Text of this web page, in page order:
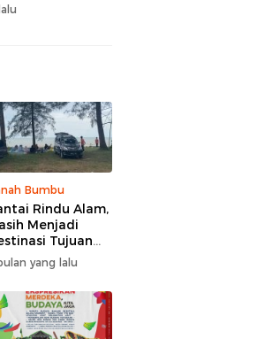
Bumbu
Rindu Alam,
Menjadi
Tujuan
di Tanah
dengan
Pohon
yang lalu